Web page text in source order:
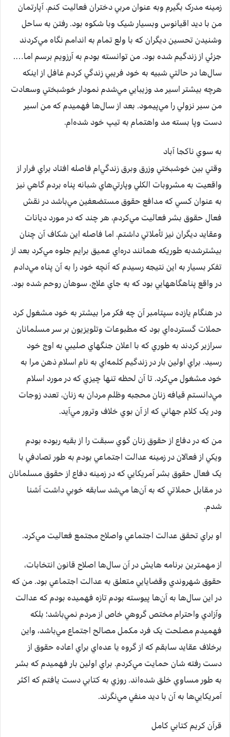
زمينه مدرک بگيرم وبه عنوان مربي دختران فعاليت کنم. آپارتمان
من با ديد اقيانوس وبسيار شيک وبا شکوه بود. رفتن به ساحل
وشنيدن تحسين ديگران که با ولع تمام به اندامم نگاه مي‌کردند
جزئي از زندگيم شده بود. من توانسته بودم به آرزويم برسم اما….
سال‌ها در حالتي شبيه به خود فريبي زندگي کردم غافل از اينکه
هرچه بيشتر اسير مد وزيبايي مي‌شدم نمودار خوشبختي وسعادت
من سير نزولي را مي‌پيمود. بعد از سال‌ها فهميدم که من اسير
دست وپا بسته مد واهتمام به تيپ خود شده‌ام.
به سوي ناکجا آباد
وقتي بين خوشبختي وزرق وبرق زندگي‌ام فاصله افتاد براي فرار از
واقعيت به مشروبات الکلي وپارتي‌هاي شبانه پناه بردم گاهي نيز
به عنوان کسي که مدافع حقوق مستضعفين مي‌باشد در نقش
فعال حقوق بشر فعاليت مي‌کردم، هر چند که در مورد ديانات
وعقايد ديگران نيز تأملاتي داشتم. اما فاصله اين شکاف آن چنان
بيشترشدبه طوريکه همانند دره‌اي عميق برايم جلوه مي‌کرد بعد از
تفکر بسيار به اين نتيجه رسيدم که آنچه خود را به آن پناه مي‌دادم
در واقع پناهگاههايي بود که به جاي علاج، سوهان روحم شده بود.
در هنگام يازده سپتامبر آن چه فکر مرا بيشتر به خود مشغول کرد
حملات گسترده‌اي بود که مطبوعات وتلويزيون بر سر مسلمانان
سرازير کردند به طوري که با اعلان جنگهاي صليبي به اوج خود
رسيد. براي اولين بار در زندگيم کلمه‌اي به نام اسلام ذهن مرا به
خود مشغول مي‌کرد. تا آن لحظه تنها چيزي که در مورد اسلام
مي‌دانستم قيافه زنان محجبه وظلم مردان به زنان، تعدد زوجات
ودر يک کلام جهاني که از آن بوي خلاف وترور مي‌آيد.
من که در دفاع از حقوق زنان گوي سبقت را از بقيه ربوده بودم
ويکي از فعالان در زمينه عدالت اجتماعي بودم به طور تصادفي با
يک فعال حقوق بشر آمريکايي که در زمينه دفاع از حقوق مسلمانان
در مقابل حملاتي که به آن‌ها مي‌شد سابقه خوبي داشت آشنا
شدم.
او براي تحقق عدالت اجتماعي واصلاح مجتمع فعاليت مي‌کرد.
از مهمترين برنامه هايش در آن سال‌ها اصلاح قانون انتخابات،
حقوق شهروندي وقضايايي متعلق به عدالت اجتماعي بود. من که
در اين سال‌ها به آن‌ها پيوسته بودم تازه فهميده بودم که عدالت
وآزادي واحترام مختص گروهي خاص از مردم نمي‌باشد؛ بلکه
فهميدم مصلحت يک فرد مکمل مصالح اجتماع مي‌باشد، واين
برخلاف عقايد سابقم که از گروه يا عده‌اي براي اعاده حقوق از
دست رفته شان حمايت مي‌کردم. براي اولين بار فهميدم که بشر
به طور مساوي خلق شده‌اند. روزي به کتابي دست يافتم که اکثر
آمريکايي‌ها به آن با ديد منفي مي‌نگرند.
قرآن کريم کتابي کامل